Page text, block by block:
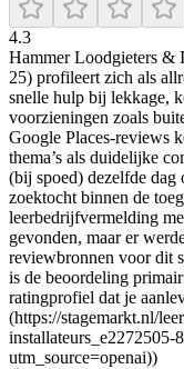
4.3
Hammer Loodgieters &
25) profileert zich als
snelle hulp bij lekkage,
voorzieningen zoals
Google Places-reviews
thema’s als duidelijke
(bij spoed) dezelfde dag
zoektocht binnen de
leerbedrijfvermelding
gevonden, maar er
reviewbronnen voor dit
is de beoordeling
ratingprofiel dat je
(https://stagemarkt.nl/
installateurs_e2272505-
utm_source=openai))